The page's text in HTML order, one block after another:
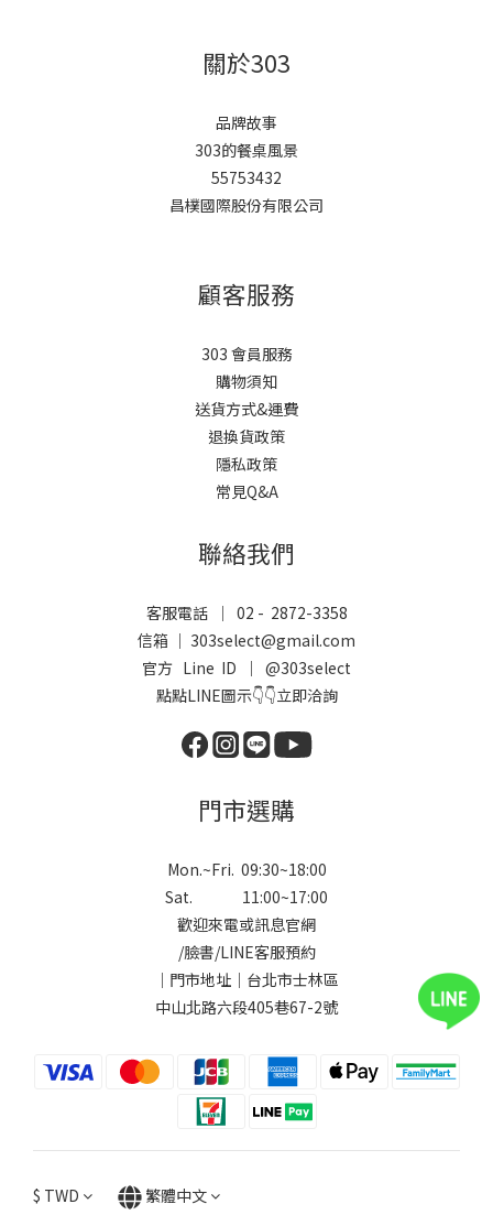
關於303
品牌故事
303的餐桌風景
55753432
昌樸國際股份有限公司
顧客服務
303 會員服務
購物須知
送貨方式&運費
退換貨政策
隱私政策
常見Q&A
聯絡我們
客服電話 ｜ 02 - 2872-3358
信箱 ｜ 303select@gmail.com
官方 Line ID ｜ @303select
點點LINE圖示👇👇立即洽詢
門市選購
Mon.~Fri. 09:30~18:00
Sat. 11:00~17:00
歡迎來電或訊息官網
/臉書/LINE客服預約
｜門市地址｜台北市士林區
中山北路六段405巷67-2號
$ TWD 繁體中文